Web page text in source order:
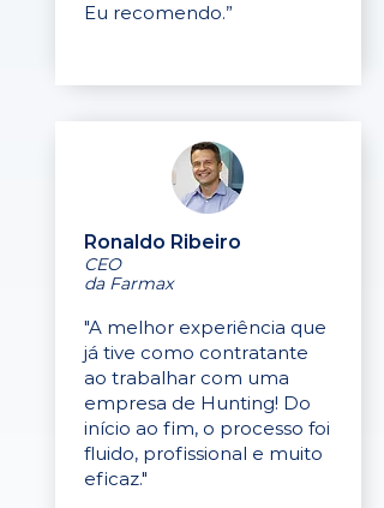
Eu recomendo.”
Ronaldo Ribeiro
CEO
da Farmax
"A melhor experiência que
já tive como contratante
ao trabalhar com uma
empresa de Hunting! Do
início ao fim, o processo foi
fluido, profissional e muito
eficaz."